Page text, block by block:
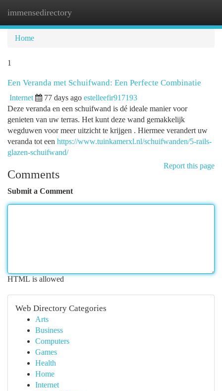
immensedirectory
Home
1
Een Veranda met Schuifwand: Een Perfecte Combinatie
Internet 77 days ago estelleefir917193
Deze veranda en een schuifwand is dé ideale manier voor
genieten van uw terras. Het kunt deze wand gemakkelijk
wegduwen voor meer uitzicht te krijgen . Hiermee verandert uw
veranda tot een https://www.tuinkamerxl.nl/schuifwanden/5-rails-
glazen-schuifwand/
Report this page
Comments
Submit a Comment
HTML is allowed
Web Directory Categories
Arts
Business
Computers
Games
Health
Home
Internet